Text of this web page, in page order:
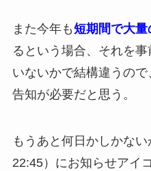
また今年も短期間で大
るという場合、それを
いないかで結構違うの
告知が必要だと思う。
もうあと何日かしかな
22:45）にお知らせアイ